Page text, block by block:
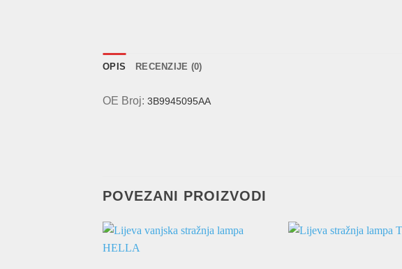
OPIS RECENZIJE (0)
OE Broj: 3B9945095AA
POVEZANI PROIZVODI